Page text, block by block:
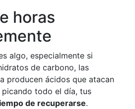
horas
algo, especialmente si
de carbono, las
producen ácidos que atacan
picando todo el día, tus
de recuperarse.